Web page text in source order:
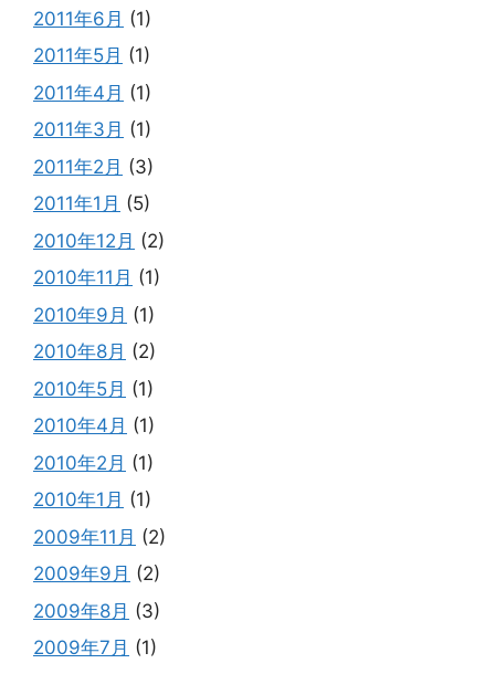
2011年6月 (1)
2011年5月 (1)
2011年4月 (1)
2011年3月 (1)
2011年2月 (3)
2011年1月 (5)
2010年12月 (2)
2010年11月 (1)
2010年9月 (1)
2010年8月 (2)
2010年5月 (1)
2010年4月 (1)
2010年2月 (1)
2010年1月 (1)
2009年11月 (2)
2009年9月 (2)
2009年8月 (3)
2009年7月 (1)